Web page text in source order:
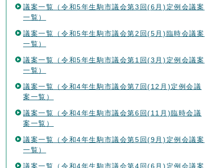
議案一覧（令和5年生駒市議会第3回(6月)定例会議案
一覧）
議案一覧（令和5年生駒市議会第2回(5月)臨時会議案
一覧）
議案一覧（令和5年生駒市議会第1回(3月)定例会議案
一覧）
議案一覧（令和4年生駒市議会第7回(12月)定例会議
案一覧）
議案一覧（令和4年生駒市議会第6回(11月)臨時会議
案一覧）
議案一覧（令和4年生駒市議会第5回(9月)定例会議案
一覧）
議案一覧（令和4年生駒市議会第4回(6月)定例会議案